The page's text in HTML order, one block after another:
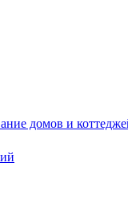
домов и